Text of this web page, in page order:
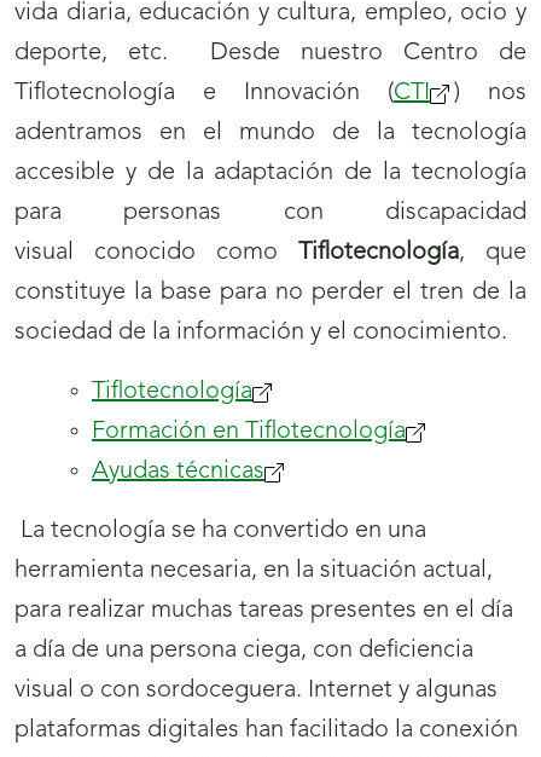
vida diaria, educación y cultura, empleo, ocio y
deporte, etc. Desde nuestro Centro de
Tiflotecnología e Innovación (CTI(se
abrirá
nueva
ventana)
) nos
adentramos en el mundo de la tecnología
accesible y de la adaptación de la tecnología
para personas con discapacidad
visual conocido como
Tiflotecnología, que
constituye la base para no perder el tren de la
sociedad de la información y el conocimiento.
Tiflotecnología
Formación en Tiflotecnología
Ayudas técnicas
La tecnología se ha convertido en una
herramienta necesaria, en la situación actual,
para realizar muchas tareas presentes en el día
a día de una persona ciega, con deficiencia
visual o con sordoceguera. Internet y algunas
plataformas digitales han facilitado la conexión